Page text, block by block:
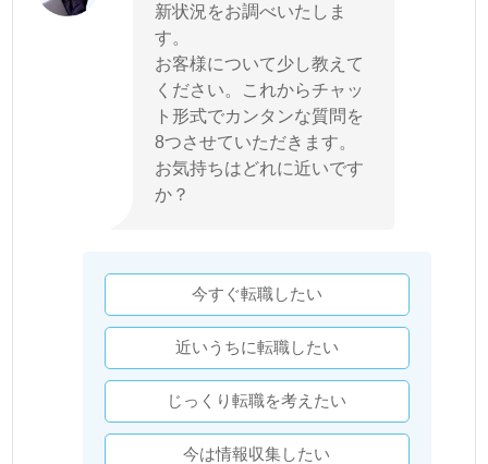
新状況をお調べいたしま
す。
お客様について少し教えて
ください。これからチャッ
ト形式でカンタンな質問を
8つさせていただきます。
お気持ちはどれに近いです
か？
今すぐ転職したい
近いうちに転職したい
じっくり転職を考えたい
今は情報収集したい